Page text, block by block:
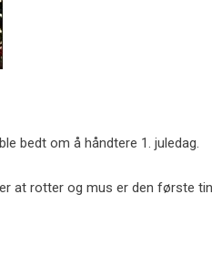
bedt om å håndtere 1. juledag.
at rotter og mus er den første